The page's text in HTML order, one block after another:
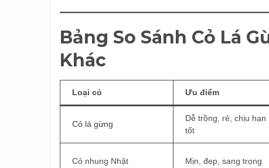
Bảng So Sánh Cỏ Lá
Khác
Loại cỏ Ưu điểm
Cỏ lá gừng
Dễ trồng, rẻ, chịu hạn
tốt
Cỏ nhung Nhật Mịn, đẹp, sang trọng